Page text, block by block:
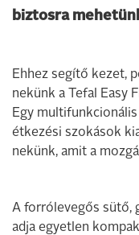
biztosra
Ehhez segítő kezet,
nekünk a Tefal Easy
Egy
étkezési szokások
nekünk, amit a
A forrólevegős sütő,
adja egyetlen